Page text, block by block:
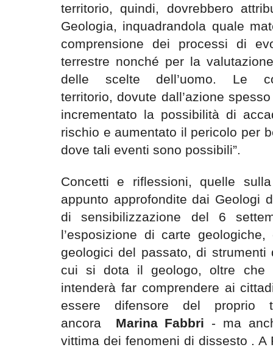
territorio, quindi, dovrebbero
Geologia, inquadrandola quale
comprensione dei processi di
terrestre nonché per la
delle scelte dell’uomo. Le
territorio, dovute dall’azione
incrementato la possibilità di
rischio e aumentato il pericolo per
dove tali eventi sono possibili”.
Concetti e riflessioni, quelle
appunto approfondite dai Geologi
di sensibilizzazione del 6
l’esposizione di carte
geologici del passato, di
cui si dota il geologo, oltre che
intenderà far comprendere ai
essere difensore del
ancora Marina Fabbri - ma
vittima dei fenomeni di dissesto . A